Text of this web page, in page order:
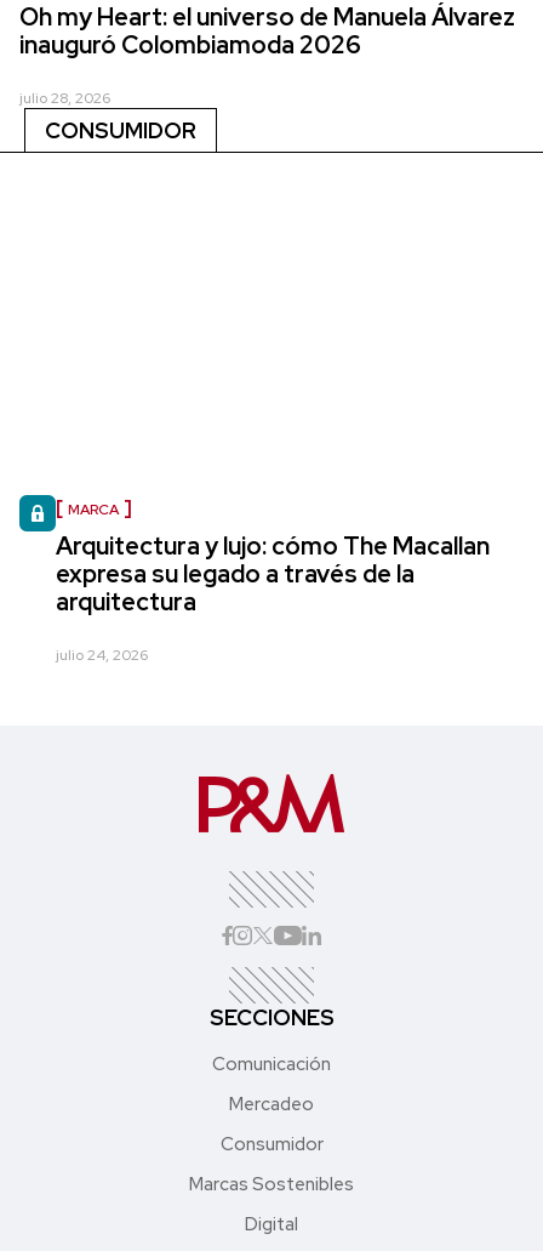
Oh my Heart: el universo de Manuela Álvarez
inauguró Colombiamoda 2026
julio 28, 2026
CONSUMIDOR
MARCA
Arquitectura y lujo: cómo The Macallan
expresa su legado a través de la
arquitectura
julio 24, 2026
SECCIONES
Comunicación
Mercadeo
Consumidor
Marcas Sostenibles
Digital